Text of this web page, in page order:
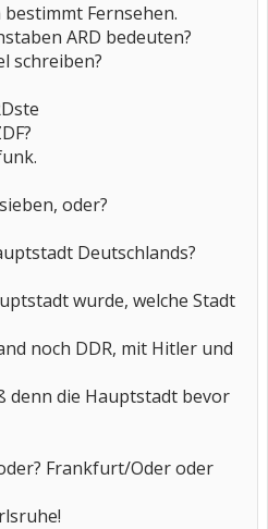
Fernsehen.
ARD bedeuten?
schreiben?
oder?
Deutschlands?
wurde, welche Stadt
noch DDR, mit Hitler und
denn die Hauptstadt bevor
Frankfurt/Oder oder